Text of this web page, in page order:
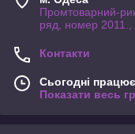
Промтоварний-
ряд, номер 2011.,
Контакти
Сьогодні
Показати весь